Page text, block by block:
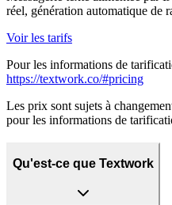
réel, génération automatique de
Voir les tarifs
Pour les informations de
https://textwork.co/#pricing
Les prix sont sujets à
pour les informations de
Qu'est-ce que Textwork